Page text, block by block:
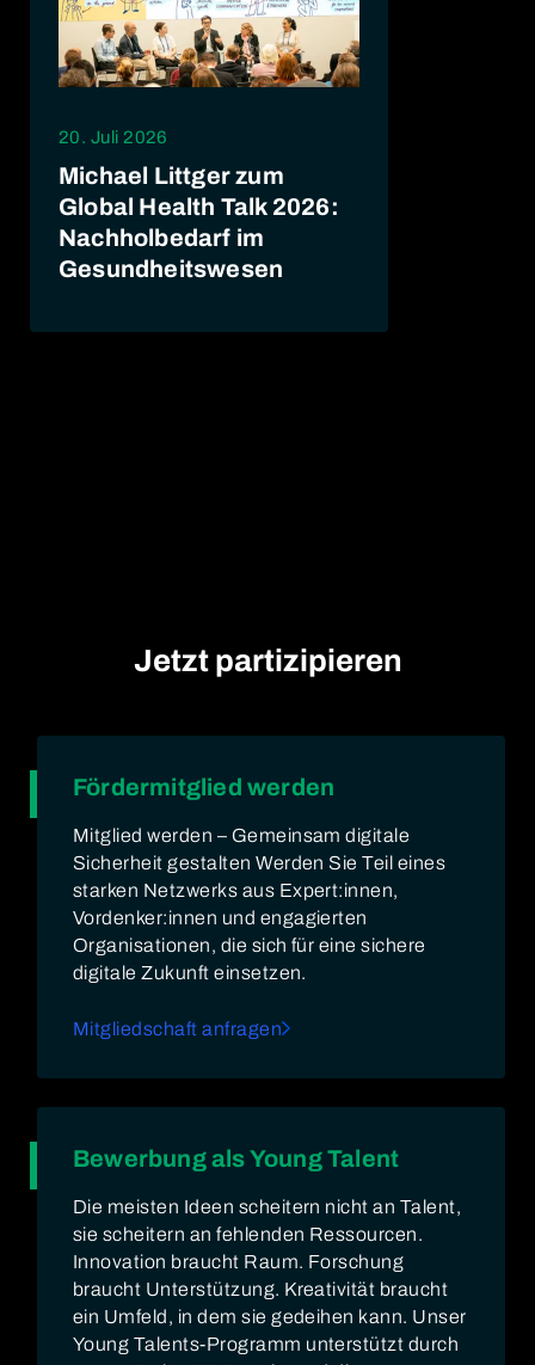
20. Juli 2026
Michael Littger zum
Global Health Talk 2026:
Nachholbedarf im
Gesundheitswesen
Jetzt partizipieren
Fördermitglied werden
Mitglied werden – Gemeinsam digitale
Sicherheit gestalten Werden Sie Teil eines
starken Netzwerks aus Expert:innen,
Vordenker:innen und engagierten
Organisationen, die sich für eine sichere
digitale Zukunft einsetzen.
Mitgliedschaft anfragen
Bewerbung als Young Talent
Die meisten Ideen scheitern nicht an Talent,
sie scheitern an fehlenden Ressourcen.
Innovation braucht Raum. Forschung
braucht Unterstützung. Kreativität braucht
ein Umfeld, in dem sie gedeihen kann. Unser
Young Talents-Programm unterstützt durch